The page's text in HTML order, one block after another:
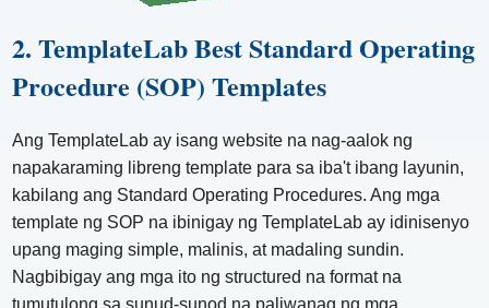
2. TemplateLab Best Standard Operating
Procedure (SOP) Templates
Ang TemplateLab ay isang website na nag-aalok ng
napakaraming libreng template para sa iba't ibang layunin,
kabilang ang Standard Operating Procedures. Ang mga
template ng SOP na ibinigay ng TemplateLab ay idinisenyo
upang maging simple, malinis, at madaling sundin.
Nagbibigay ang mga ito ng structured na format na
tumutulong sa sunud-sunod na paliwanag ng mga